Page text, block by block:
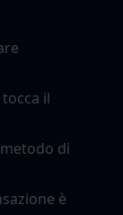
il
di
è